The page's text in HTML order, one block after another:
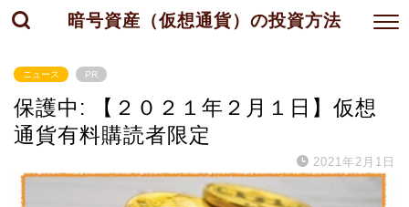
暗号資産（仮想通貨）の投資方法
ニュース PR
保護中: 【２０２１年２月１日】仮想
通貨有料購読者限定
2021年2月1日